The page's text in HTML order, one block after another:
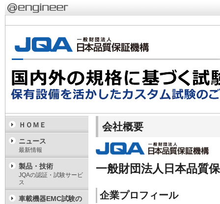
会社概要
一般財団法人日本品質
企業プロフィール
ＨＯＭＥ
ニュース
最新情報
製品・技術
JQAの認証・試験サービ
ス
車載機器EMC試験の